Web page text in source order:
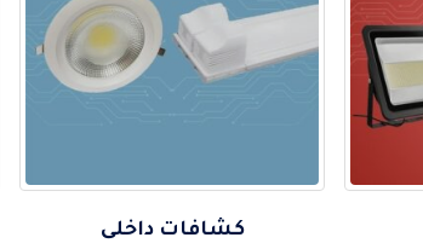
كشافات داخلى